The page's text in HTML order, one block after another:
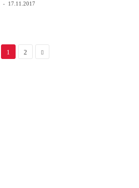
- 17.11.2017
1 2